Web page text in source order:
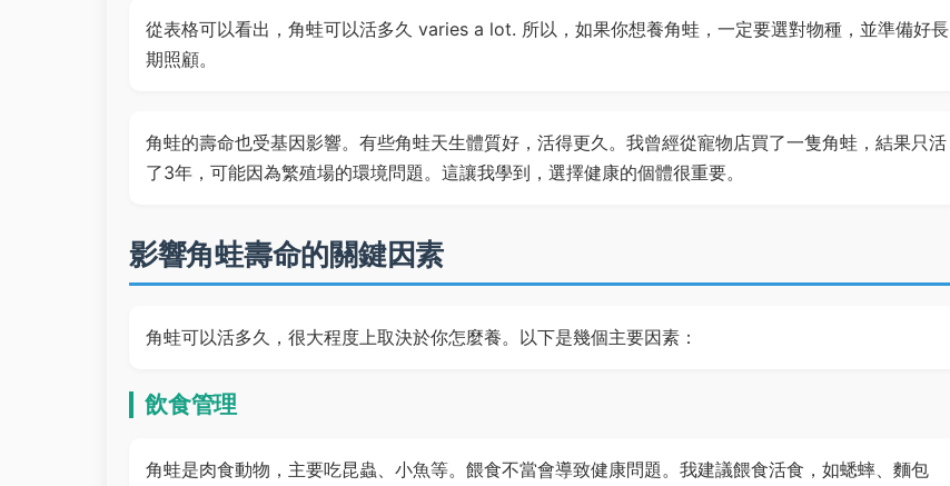
從表格可以看出，角蛙可以活多久 varies a lot. 所以，如果你想養角蛙，一定要選對物種，並準備好長
期照顧。
角蛙的壽命也受基因影響。有些角蛙天生體質好，活得更久。我曾經從寵物店買了一隻角蛙，結果只活
了3年，可能因為繁殖場的環境問題。這讓我學到，選擇健康的個體很重要。
影響角蛙壽命的關鍵因素
角蛙可以活多久，很大程度上取決於你怎麼養。以下是幾個主要因素：
飲食管理
角蛙是肉食動物，主要吃昆蟲、小魚等。餵食不當會導致健康問題。我建議餵食活食，如蟋蟀、麵包